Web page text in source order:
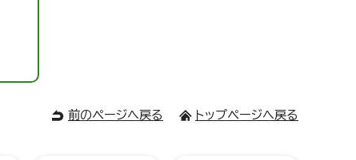
前のページへ戻る トップページへ戻る